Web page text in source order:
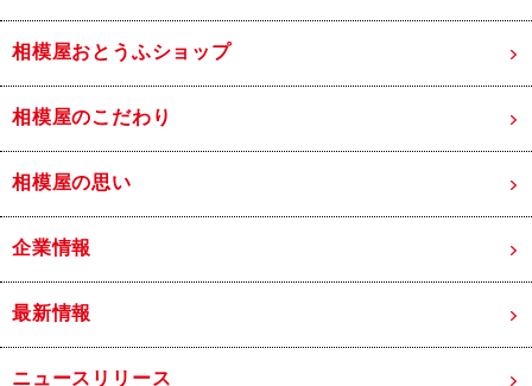
相模屋おとうふショップ
相模屋のこだわり
相模屋の思い
企業情報
最新情報
ニュースリリース